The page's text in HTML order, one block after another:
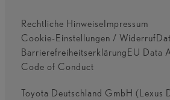
Rechtliche HinweiseImpressum
Cookie-Einstellungen / Widerruf
BarrierefreiheitserklärungEU Data
Code of Conduct
Toyota Deutschland GmbH